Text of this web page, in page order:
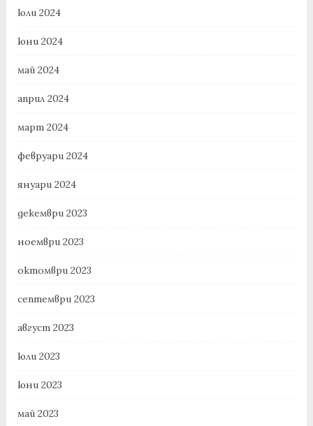
юли 2024
юни 2024
май 2024
април 2024
март 2024
февруари 2024
януари 2024
декември 2023
ноември 2023
октомври 2023
септември 2023
август 2023
юли 2023
юни 2023
май 2023